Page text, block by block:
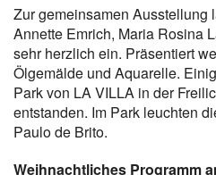
Zur gemeinsamen Ausstellung
Annette Emrich, Maria Rosina
sehr herzlich ein. Präsentiert
Ölgemälde und Aquarelle.
Park von LA VILLA in der
entstanden. Im Park leuchten
Paulo de Brito.
Weihnachtliches Programm